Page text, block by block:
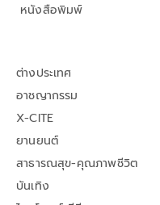
หนังสือพิมพ์
ต่างประเทศ
อาชญากรรม
X-CITE
ยานยนต์
สาธารณสุข-คุณภาพชีวิต
บันเทิง